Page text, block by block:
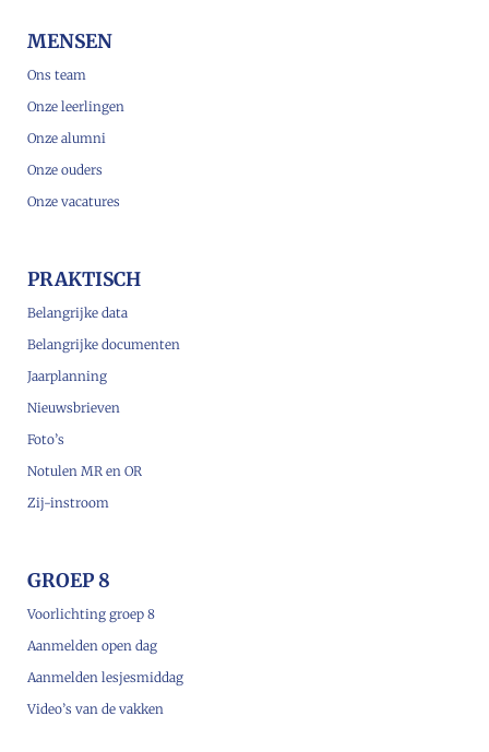
MENSEN
Ons team
Onze leerlingen
Onze alumni
Onze ouders
Onze vacatures
PRAKTISCH
Belangrijke data
Belangrijke documenten
Jaarplanning
Nieuwsbrieven
Foto’s
Notulen MR en OR
Zij-instroom
GROEP 8
Voorlichting groep 8
Aanmelden open dag
Aanmelden lesjesmiddag
Video’s van de vakken